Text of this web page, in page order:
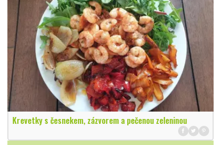
Krevetky s česnekem, zázvorem a pečenou zeleninou